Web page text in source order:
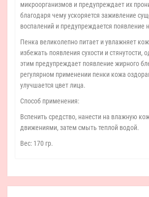
микроорганизмов и предупреждает их
благодаря чему ускоряется заживление
воспалений и предупреждается появление
Пенка великолепно питает и увлажняет
избежать появления сухости и стянутости,
этим предупреждает появление жирного
регулярном применении пенки кожа
улучшается цвет лица.
Способ применения:
Вспенить средство, нанести на влажную
движениями, затем смыть теплой водой.
Вес: 170 гр.